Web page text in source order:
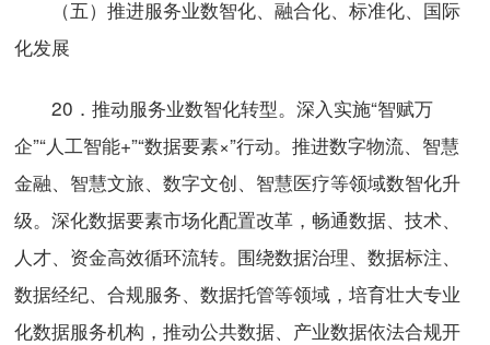
（五）推进服务业数智化、融合化、标准化、国际
化发展
20．推动服务业数智化转型。深入实施“智赋万
企”“人工智能+”“数据要素×”行动。推进数字物流、智慧
金融、智慧文旅、数字文创、智慧医疗等领域数智化升
级。深化数据要素市场化配置改革，畅通数据、技术、
人才、资金高效循环流转。围绕数据治理、数据标注、
数据经纪、合规服务、数据托管等领域，培育壮大专业
化数据服务机构，推动公共数据、产业数据依法合规开